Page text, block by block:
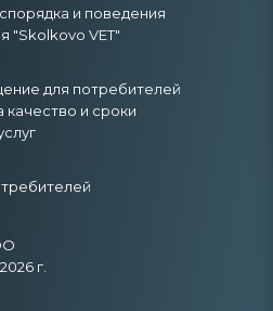
и поведения
"Skolkovo VET"
для потребителей
и сроки
г.